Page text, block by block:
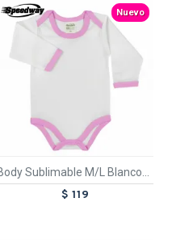
Nuevo
TEXTTRANSPARENTE
Body Sublimable M/L Blanco/Rosado
$ 119